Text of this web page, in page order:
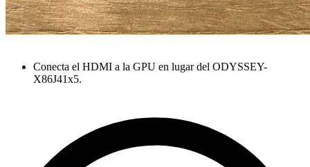
Conecta el HDMI a la GPU en lugar del ODYSSEY-
X86J41x5.